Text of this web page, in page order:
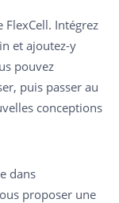
Intégrez
et ajoutez-y
pouvez
puis passer au
conceptions
dans
proposer une